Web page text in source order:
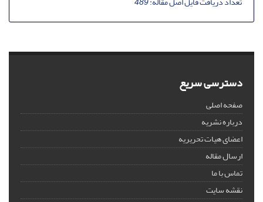
دسترسی سریع
صفحه اصلی
درباره نشریه
اعضای هیات تحریریه
ارسال مقاله
تماس با ما
نقشه سایت